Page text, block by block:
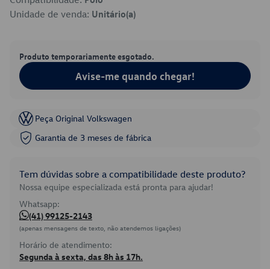
Unidade de venda: Unitário(a)
Produto temporariamente esgotado.
Avise-me quando chegar!
Peça Original Volkswagen
Garantia de 3 meses de fábrica
Tem dúvidas sobre a compatibilidade deste produto?
Nossa equipe especializada está pronta para ajudar!
Whatsapp:
(41) 99125-2143
(apenas mensagens de texto, não atendemos ligações)
Horário de atendimento:
Segunda à sexta, das 8h às 17h.